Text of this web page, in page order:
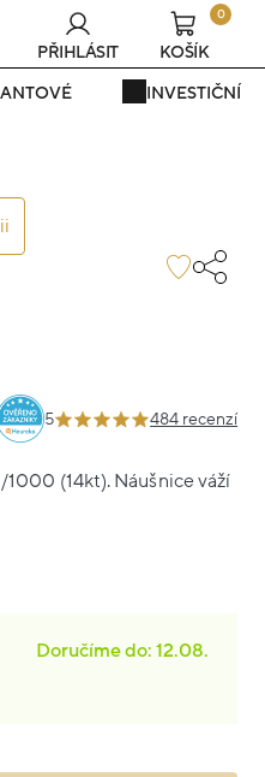
INVESTIČNÍ
PŘIHLÁSIT
0
KOŠÍK
5 484 recenzí
(14kt). Náušnice váží
Doručíme do: 12.08.